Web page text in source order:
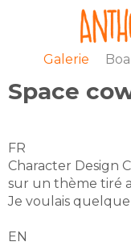
Galerie
Space
FR
Character Design
sur un thème tiré
Je voulais
EN